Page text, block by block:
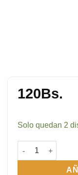
120Bs.
Solo quedan 2
Brocha Para